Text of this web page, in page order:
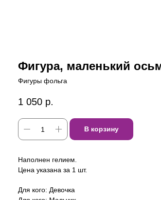
Фигура, маленький
Фигуры фольга
1 050 р.
В корзину
Наполнен гелием.
Цена указана за 1 шт.
Для кого: Девочка